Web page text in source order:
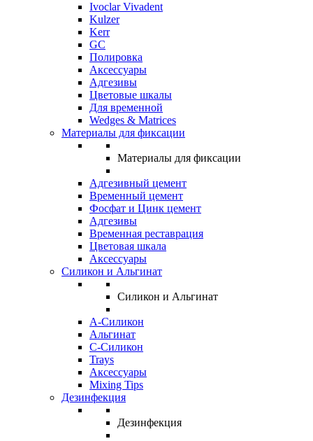
Ivoclar Vivadent
Kulzer
Kerr
GC
Полировка
Аксессуары
Адгезивы
Цветовые шкалы
Для временной
Wedges & Matrices
Материалы для фиксации
Материалы для фиксации
Адгезивный цемент
Временный цемент
Фосфат и Цинк цемент
Адгезивы
Временная реставрация
Цветовая шкала
Аксессуары
Силикон и Альгинат
Силикон и Альгинат
A-Силикон
Альгинат
C-Силикон
Trays
Аксессуары
Mixing Tips
Дезинфекция
Дезинфекция